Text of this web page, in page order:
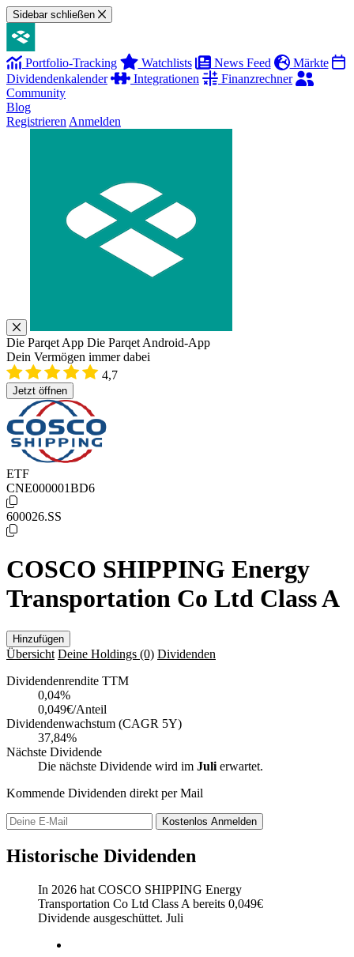
Sidebar schließen
Portfolio-Tracking Watchlists News Feed
Märkte
Dividendenkalender
Integrationen
Finanzrechner
Community
Blog
Registrieren Anmelden
Die Parqet App Die Parqet Android-App
Dein Vermögen immer dabei
4,7
Jetzt öffnen
ETF
CNE000001BD6
600026.SS
COSCO SHIPPING Energy
Transportation Co Ltd Class A
Hinzufügen
Übersicht Deine Holdings (0) Dividenden
Dividendenrendite TTM
0,04%
0,049€/Anteil
Dividendenwachstum (CAGR 5Y)
37,84%
Nächste Dividende
Die nächste Dividende wird im Juli erwartet.
Kommende Dividenden direkt per Mail
Kostenlos Anmelden
Historische Dividenden
In 2026 hat COSCO SHIPPING Energy
Transportation Co Ltd Class A bereits 0,049€
Dividende ausgeschüttet. Juli